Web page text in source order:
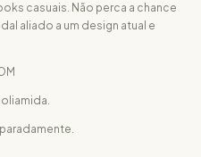
casuais. Não perca a chance
aliado a um design atual e